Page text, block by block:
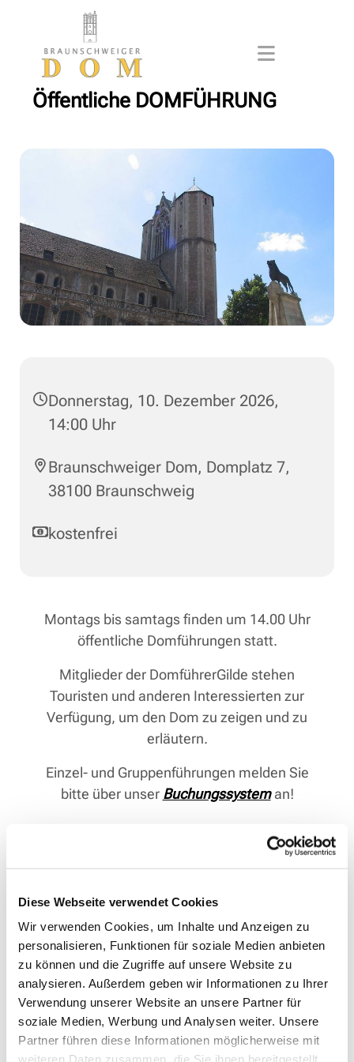
Diese Webseite verwendet Cookies
Wir verwenden Cookies, um Inhalte und Anzeigen zu
personalisieren, Funktionen für soziale Medien anbieten
zu können und die Zugriffe auf unsere Website zu
analysieren. Außerdem geben wir Informationen zu Ihrer
Verwendung unserer Website an unsere Partner für
soziale Medien, Werbung und Analysen weiter. Unsere
Partner führen diese Informationen möglicherweise mit
weiteren Daten zusammen, die Sie ihnen bereitgestellt
Öffentliche DOMFÜHRUNG
Donnerstag, 10. Dezember 2026,
14:00 Uhr
Braunschweiger Dom, Domplatz 7,
38100 Braunschweig
kostenfrei
Montags bis samtags finden um 14.00 Uhr
öffentliche Domführungen statt.
Mitglieder der DomführerGilde stehen
Touristen und anderen Interessierten zur
Verfügung, um den Dom zu zeigen und zu
erläutern.
Einzel- und Gruppenführungen melden Sie
bitte über unser Buchungssysteman!